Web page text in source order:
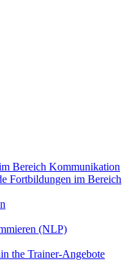
Bereich Kommunikation
Fortbildungen im Bereich
(NLP)
the Trainer-Angebote